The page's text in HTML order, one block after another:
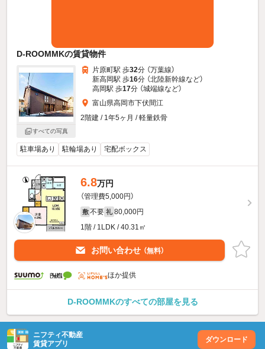
D-ROOMMKの賃貸物件
すべての写真
片原町駅 歩32分 （万葉線）
新高岡駅 歩16分 （北陸新幹線など）
高岡駅 歩17分 （城端線など）
富山県高岡市下伏間江
2階建 / 1年5ヶ月 / 軽量鉄骨
駐車場あり 駐輪場あり 宅配ボックス
6.8万円
（管理費5,000円）
敷 不要 礼 80,000円
1階 / 1LDK / 40.31㎡
お問い合わせ （無料）
ほか提供
D-ROOMMKのすべての部屋を見る
ニフティ不動産
賃貸アプリ
ダウンロード